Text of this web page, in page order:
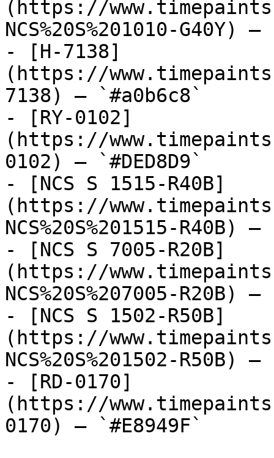
(https://
NCS%20S%201010-G40Y)
- [H-7138]
(https://
7138) — `#a0b6c8`
- [RY-0102]
(https://
0102) — `#DED8D9`
- [NCS S 1515-R40B]
(https://
NCS%20S%201515-R40B)
- [NCS S 7005-R20B]
(https://
NCS%20S%207005-R20B)
- [NCS S 1502-R50B]
(https://
NCS%20S%201502-R50B)
- [RD-0170]
(https://
0170) — `#E8949F`